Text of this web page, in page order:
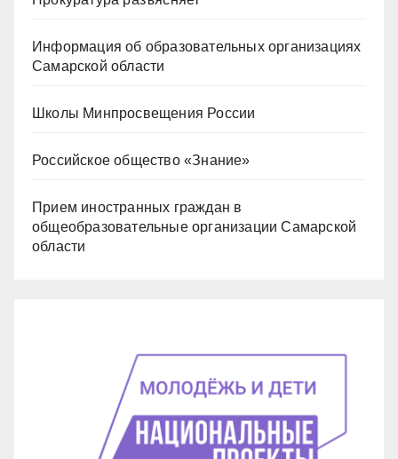
Информация об образовательных организациях
Самарской области
Школы Минпросвещения России
Российское общество «Знание»
Прием иностранных граждан в
общеобразовательные организации Самарской
области